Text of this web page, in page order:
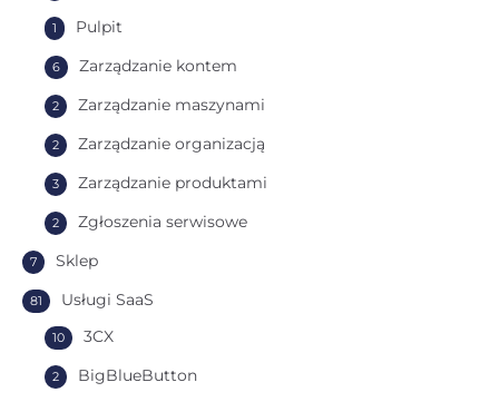
Pulpit
1
Zarządzanie kontem
6
Zarządzanie maszynami
2
Zarządzanie organizacją
2
Zarządzanie produktami
3
Zgłoszenia serwisowe
2
Sklep
7
Usługi SaaS
81
3CX
10
BigBlueButton
2